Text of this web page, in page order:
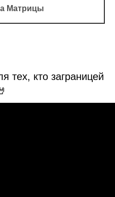
Матрицы
тех, кто заграницей